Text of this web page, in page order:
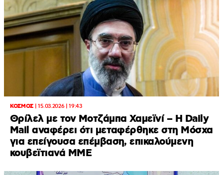
ΚΟΣΜΟΣ| 15.03.2026 | 19:43
Θρίλελ με τον Μοτζάμπα Χαμεϊνί – Η Daily
Mail αναφέρει ότι μεταφέρθηκε στη Μόσχα
για επείγουσα επέμβαση, επικαλούμενη
κουβεϊτιανά ΜΜΕ